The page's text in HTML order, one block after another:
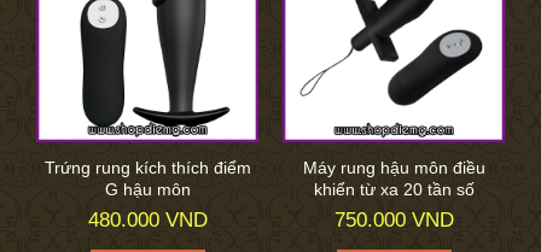
Trứng rung kích thích điểm
G hậu môn
480.000 VND
Máy rung hậu môn điều
khiển từ xa 20 tần số
750.000 VND